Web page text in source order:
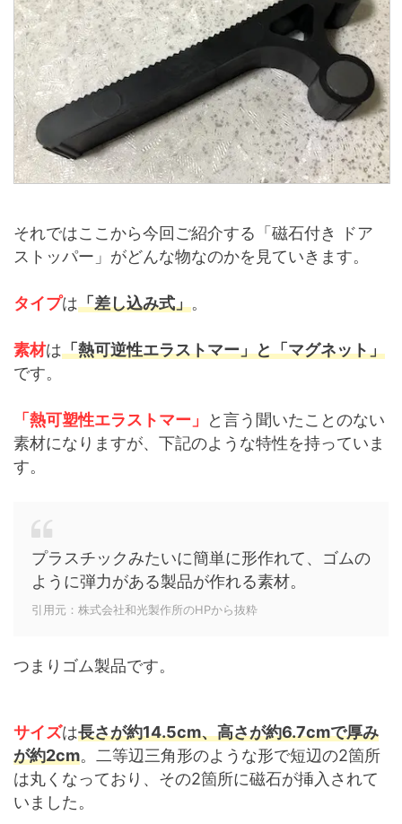
それではここから今回ご紹介する「磁石付き ドア
ストッパー」がどんな物なのかを見ていきます。
タイプは「差し込み式」。
素材は「熱可逆性エラストマー」と「マグネット」
です。
「熱可塑性エラストマー」
と言う聞いたことのない
素材になりますが、下記のような特性を持っていま
す。
プラスチックみたいに簡単に形作れて、ゴムの
ように弾力がある製品が作れる素材。
引用元：株式会社和光製作所のHPから抜粋
つまりゴム製品です。
サイズは長さが約14.5cm、高さが約6.7cmで厚み
が約2cm。二等辺三角形のような形で短辺の2箇所
は丸くなっており、その2箇所に磁石が挿入されて
いました。